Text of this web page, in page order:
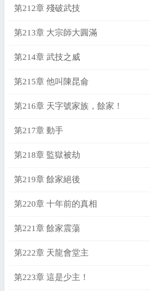
第212章 殘破武技
第213章 大宗師大圓滿
第214章 武技之威
第215章 他叫陳昆侖
第216章 天字號家族，餘家！
第217章 動手
第218章 監獄被劫
第219章 餘家絕後
第220章 十年前的真相
第221章 餘家震蕩
第222章 天龍會堂主
第223章 這是少主！